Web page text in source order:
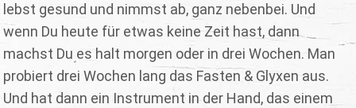
lebst gesund und nimmst ab, ganz nebenbei. Und
wenn Du heute für etwas keine Zeit hast, dann
machst Du es halt morgen oder in drei Wochen. Man
probiert drei Wochen lang das Fasten & Glyxen aus.
Und hat dann ein Instrument in der Hand, das einem